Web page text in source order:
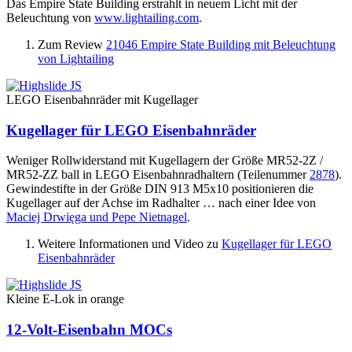
Das Empire State Building erstrahlt in neuem Licht mit der
Beleuchtung von www.lightailing.com.
Zum Review 21046 Empire State Building mit Beleuchtung
von Lightailing
LEGO Eisenbahnräder mit Kugellager
Kugellager für LEGO Eisenbahnräder
Weniger Rollwiderstand mit Kugellagern der Größe MR52-2Z /
MR52-ZZ ball in LEGO Eisenbahnradhaltern (Teilenummer2878).
Gewindestifte in der Größe DIN 913 M5x10 positionieren die
Kugellager auf der Achse im Radhalter … nach einer Idee von
Maciej Drwięga und Pepe Nietnagel.
Weitere Informationen und Video zu Kugellager für LEGO
Eisenbahnräder
Kleine E-Lok in orange
12-Volt-Eisenbahn MOCs